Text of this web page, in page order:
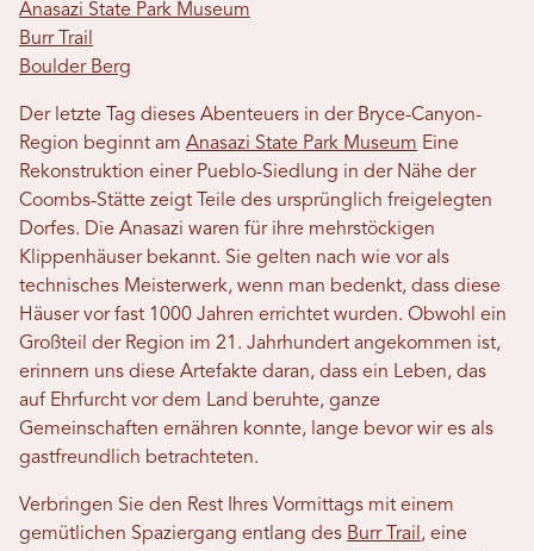
Anasazi State Park Museum
Burr Trail
Boulder Berg
Der letzte Tag dieses Abenteuers in der Bryce-Canyon-
Region beginnt am Anasazi State Park Museum Eine
Rekonstruktion einer Pueblo-Siedlung in der Nähe der
Coombs-Stätte zeigt Teile des ursprünglich freigelegten
Dorfes. Die Anasazi waren für ihre mehrstöckigen
Klippenhäuser bekannt. Sie gelten nach wie vor als
technisches Meisterwerk, wenn man bedenkt, dass diese
Häuser vor fast 1000 Jahren errichtet wurden. Obwohl ein
Großteil der Region im 21. Jahrhundert angekommen ist,
erinnern uns diese Artefakte daran, dass ein Leben, das
auf Ehrfurcht vor dem Land beruhte, ganze
Gemeinschaften ernähren konnte, lange bevor wir es als
gastfreundlich betrachteten.
Verbringen Sie den Rest Ihres Vormittags mit einem
gemütlichen Spaziergang entlang des Burr Trail , eine